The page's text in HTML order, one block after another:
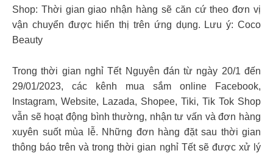
Shop: Thời gian giao nhận hàng sẽ căn cứ theo đơn vị
vận chuyển được hiển thị trên ứng dụng. Lưu ý: Coco
Beauty
Trong thời gian nghỉ Tết Nguyên đán từ ngày 20/1 đến
29/01/2023, các kênh mua sắm online Facebook,
Instagram, Website, Lazada, Shopee, Tiki, Tik Tok Shop
vẫn sẽ hoạt động bình thường, nhận tư vấn và đơn hàng
xuyên suốt mùa lễ. Những đơn hàng đặt sau thời gian
thông báo trên và trong thời gian nghỉ Tết sẽ được xử lý